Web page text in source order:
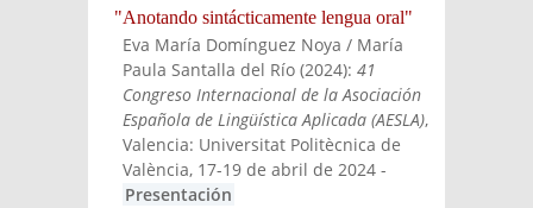
"Anotando sintácticamente lengua oral"
Eva María Domínguez Noya / María
Paula Santalla del Río (2024):41
Congreso Internacional de la Asociación
Española de Lingüística Aplicada (AESLA),
Valencia: Universitat Politècnica de
València, 17-19 de abril de 2024 -
Presentación